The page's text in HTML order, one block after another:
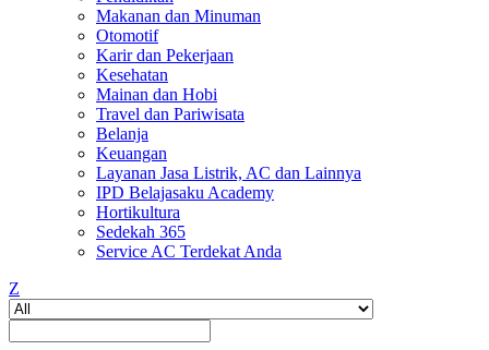
Makanan dan Minuman
Otomotif
Karir dan Pekerjaan
Kesehatan
Mainan dan Hobi
Travel dan Pariwisata
Belanja
Keuangan
Layanan Jasa Listrik, AC dan Lainnya
IPD Belajasaku Academy
Hortikultura
Sedekah 365
Service AC Terdekat Anda
Z